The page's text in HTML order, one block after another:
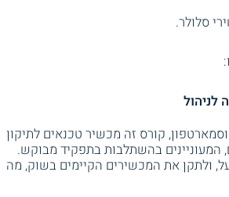
סלולר.
לניהול
קורס זה מכשיר טכנאים לתיקון
המעוניינים בהשתלבות בתפקיד מבוקש.
ולתקן את המכשירים הקיימים בשוק, מה